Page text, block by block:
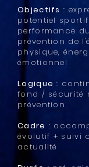
Objectifs :
potentiel
performance
prévention de
physique,
émotionnel
Logique :
fond / sécurité
prévention
Cadre :
évolutif + suivi
actualité